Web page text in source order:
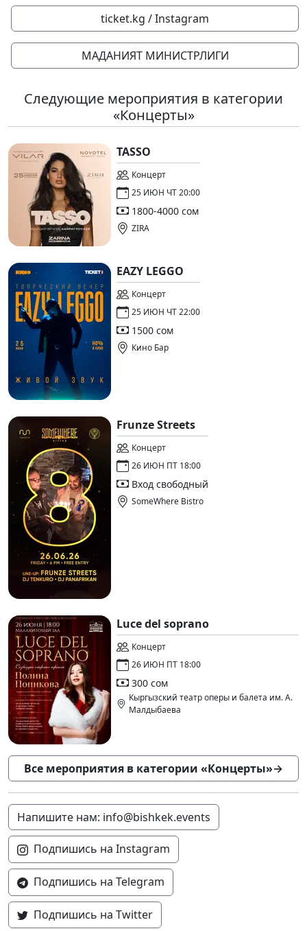
ticket.kg / Instagram
МАДАНИЯТ МИНИСТРЛИГИ
Следующие мероприятия в категории
«Концерты»
TASSO
Концерт
25 ИЮН ЧТ 20:00
1800-4000 сом
ZIRA
EAZY LEGGO
Концерт
25 ИЮН ЧТ 22:00
1500 сом
Кино Бар
Frunze Streets
Концерт
26 ИЮН ПТ 18:00
Вход свободный
SomeWhere Bistro
Luce del soprano
Концерт
26 ИЮН ПТ 18:00
300 сом
Кыргызский театр оперы и балета им. А.
Малдыбаева
Все мероприятия в категории «Концерты»→
Напишите нам: info@bishkek.events
Подпишись на Instagram
Подпишись на Telegram
Подпишись на Twitter